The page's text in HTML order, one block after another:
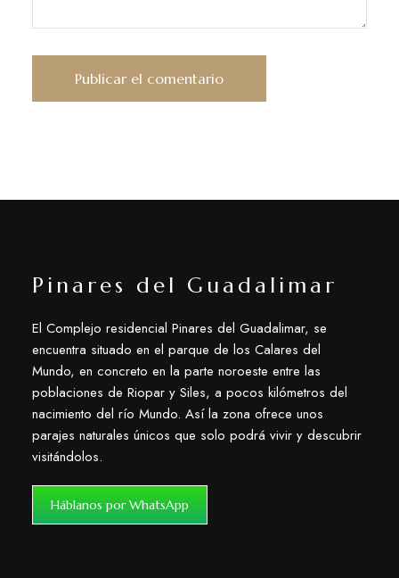
Pinares del Guadalimar
El Complejo residencial Pinares del Guadalimar, se
encuentra situado en el parque de los Calares del
Mundo, en concreto en la parte noroeste entre las
poblaciones de Riopar y Siles, a pocos kilómetros del
nacimiento del río Mundo. Así la zona ofrece unos
parajes naturales únicos que solo podrá vivir y descubrir
visitándolos.
Háblanos por WhatsApp